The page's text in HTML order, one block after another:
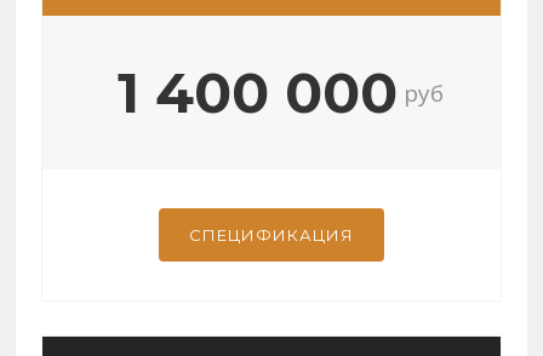
1 400 000 руб
СПЕЦИФИКАЦИЯ